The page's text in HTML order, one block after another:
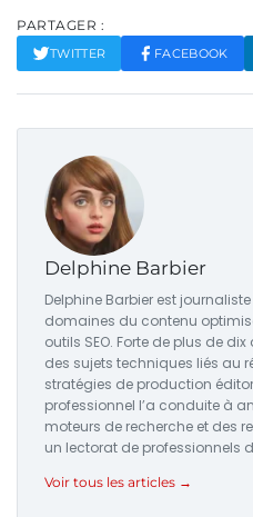
PARTAGER :
TWITTER FACEBOOK
Delphine Barbier
Delphine Barbier est
domaines du contenu
outils SEO. Forte de plus de
des sujets techniques liés au
stratégies de production
professionnel l’a conduite à
moteurs de recherche et des
un lectorat de professionnels
Voir tous les articles →